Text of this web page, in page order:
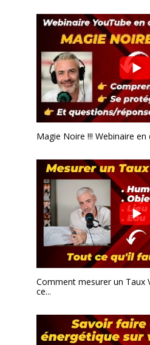
Magie Noire !!! Webinaire en
Comment mesurer un Taux
ce...